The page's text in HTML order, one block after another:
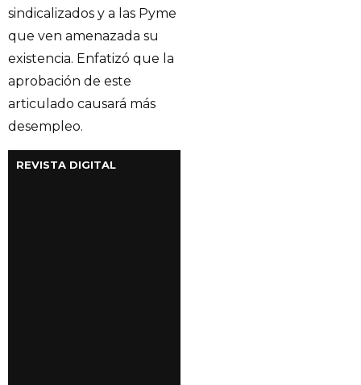
sindicalizados y a las Pyme
que ven amenazada su
existencia. Enfatizó que la
aprobación de este
articulado causará más
desempleo.
REVISTA DIGITAL